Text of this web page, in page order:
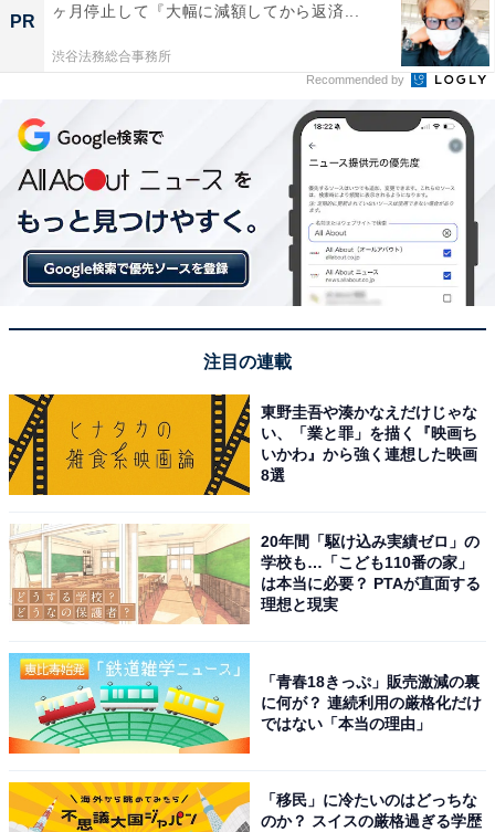
PR
ヶ月停止して『大幅に減額してから返済...
渋谷法務総合事務所
Recommended by
注目の連載
東野圭吾や湊かなえだけじゃな
い、「業と罪」を描く『映画ち
いかわ』から強く連想した映画
8選
20年間「駆け込み実績ゼロ」の
学校も…「こども110番の家」
は本当に必要？ PTAが直面する
理想と現実
「青春18きっぷ」販売激減の裏
に何が？ 連続利用の厳格化だけ
ではない「本当の理由」
「移民」に冷たいのはどっちな
のか？ スイスの厳格過ぎる学歴